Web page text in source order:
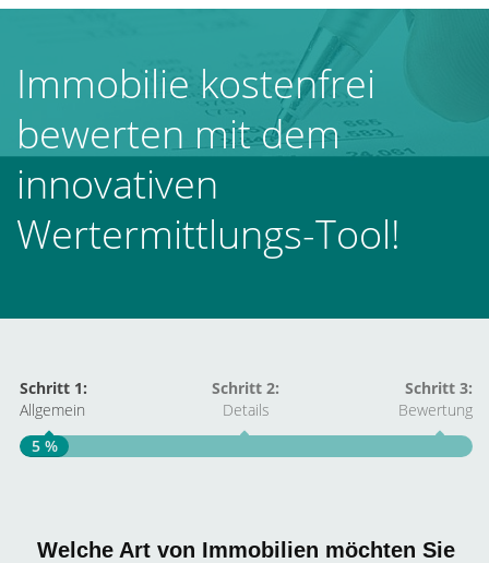
Immobilienbewertung in
Wicker: realistischen
Angebotspreis ermitteln
Immobilie kostenfrei
bewerten mit dem
innovativen
Wertermittlungs-Tool!
Schritt 1:
Allgemein
Schritt 2:
Details
Schritt 3:
Bewertung
5 %
Welche Art von Immobilien möchten Sie